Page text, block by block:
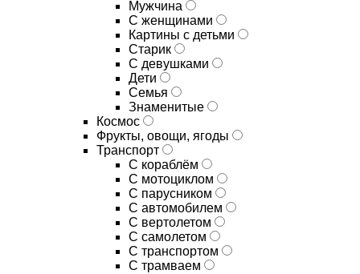
Мужчина
С женщинами
Картины с детьми
Старик
С девушками
Дети
Семья
Знаменитые
Космос
Фрукты, овощи, ягоды
Транспорт
С кораблём
С мотоциклом
С парусником
С автомобилем
С вертолетом
С самолетом
С транспортом
С трамваем